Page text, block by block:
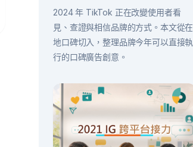
2024 年 TikTok 正在改變使用者看
見、查證與相信品牌的方式。本文從在
地口碑切入，整理品牌今年可以直接執
行的口碑廣告創意。